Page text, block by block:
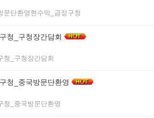
문단환영현수막_금정구청
청_구청장간담회
청_구청장간담회
청_중국방문단환영
청_중국방문단환영